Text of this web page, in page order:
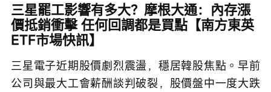
三星罷工影響有多大？摩根大通：內存漲
價抵銷衝擊 任何回調都是買點【南方東英
ETF市場快訊】
三星電子近期股價劇烈震盪，穩居韓股焦點。早前
公司與最大工會薪酬談判破裂，股價盤中一度大跌